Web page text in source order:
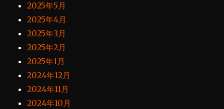
2025年5月
2025年4月
2025年3月
2025年2月
2025年1月
2024年12月
2024年11月
2024年10月